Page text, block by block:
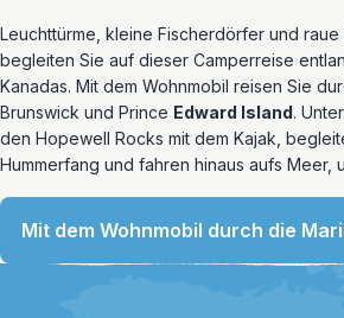
Leuchttürme, kleine Fischerdörfer und
begleiten Sie auf dieser Camperreise
Kanadas. Mit dem Wohnmobil reisen Sie
Brunswick und Prince Edward Island.
den Hopewell Rocks mit dem Kajak,
Hummerfang und fahren hinaus aufs Meer,
Mit dem Wohnmobil durch die